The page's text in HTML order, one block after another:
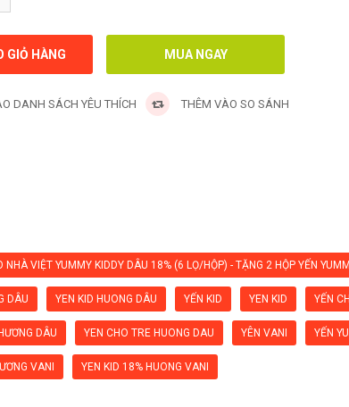
DANH SÁCH YÊU THÍCH THÊM VÀO SO SÁNH
NHÀ VIỆT YUMMY KIDDY DÂU 18% (6 LỌ/HỘP) - TẶNG 2 HỘP YẾN
DÂU YEN KID HUONG DÂU YẾN KID YEN KID YẾN
DÂU YEN CHO TRE HUONG DAU YÊN VANI YẾN
VANI YEN KID 18% HUONG VANI